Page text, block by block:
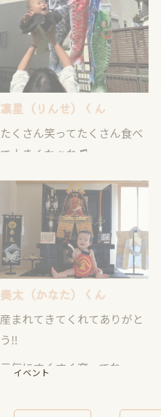
凛星（りんせ）くん
たくさん笑ってたくさん食べ
て大きくなぁれ♫
奏太（かなた）くん
産まれてきてくれてありがと
う‼︎
元気にすくすく育ってね。
イベント